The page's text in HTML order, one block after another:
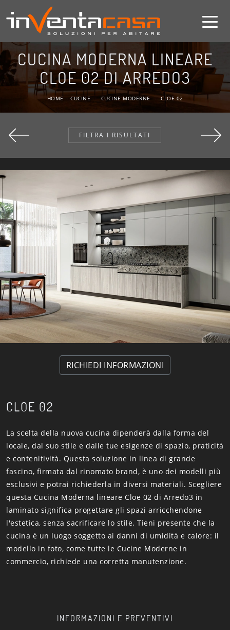
CUCINA MODERNA LINEARE
CLOE 02 DI ARREDO3
HOME - CUCINE - CUCINE MODERNE - CLOE 02
FILTRA I RISULTATI
RICHIEDI INFORMAZIONI
CLOE 02
La scelta della nuova cucina dipenderà dalla forma del
locale, dal suo stile e dalle tue esigenze di spazio, praticità
e contenitività. Questa soluzione in linea di grande
fascino, firmata dal rinomato brand, è uno dei modelli più
esclusivi e potrai richiederla in diversi materiali. Scegliere
questa Cucina Moderna lineare Cloe 02 di Arredo3 in
laminato significa progettare gli spazi arricchendone
l'estetica, senza sacrificare lo stile. Tieni presente che la
cucina è un luogo soggetto ai danni di umidità e calore: il
modello in foto, come tutte le Cucine Moderne in
commercio, richiede una corretta manutenzione.
INFORMAZIONI E PREVENTIVI